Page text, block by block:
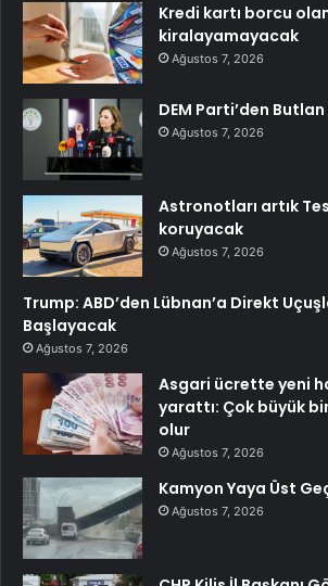
Kredi kartı borcu
kiralayamayacak
Ağustos 7, 2026
DEM Parti’den
Ağustos 7, 2026
Astronotları artık
koruyacak
Ağustos 7, 2026
Trump: ABD’den Lübnan’a Direkt
Başlayacak
Ağustos 7, 2026
Asgari ücrette yeni
yarattı: Çok büyük
olur
Ağustos 7, 2026
Kamyon Yaya Üst
Ağustos 7, 2026